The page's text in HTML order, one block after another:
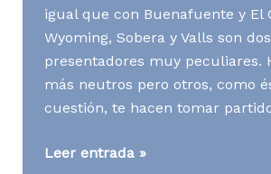
igual que con Buenafuente y El
Wyoming, Sobera y Valls son dos
presentadores muy peculiares.
más neutros pero otros, como
cuestión, te hacen tomar
Media
Leer entrada »